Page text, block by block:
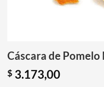
Cáscara de
$ 3.173,00